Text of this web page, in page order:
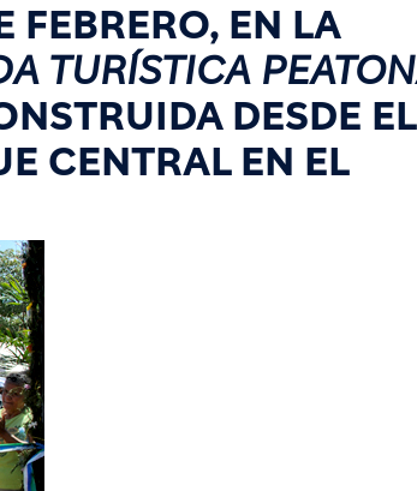
FEBRERO, EN LA
TURÍSTICA
DESDE EL
CENTRAL EN EL